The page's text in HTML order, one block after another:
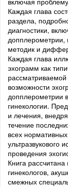
Каждая глава
раздела,
диагностики,
допплерометрии,
методик и
Каждая глава
эхограмм как
возможности
допплерометрии
гинекологии.
и лечения,
течение
всех
ультразвукового
проведения
Книга рассчитана
гинекологов,
смежных